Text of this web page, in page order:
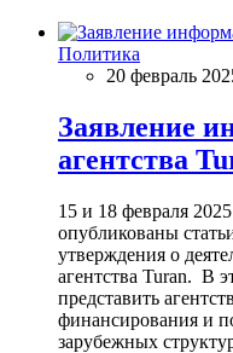
Политика
20 февраль
Заявление
агентства
15 и 18 февраля
опубликованы
утверждения о
агентства Turan. В
представить
финансирования и
зарубежных